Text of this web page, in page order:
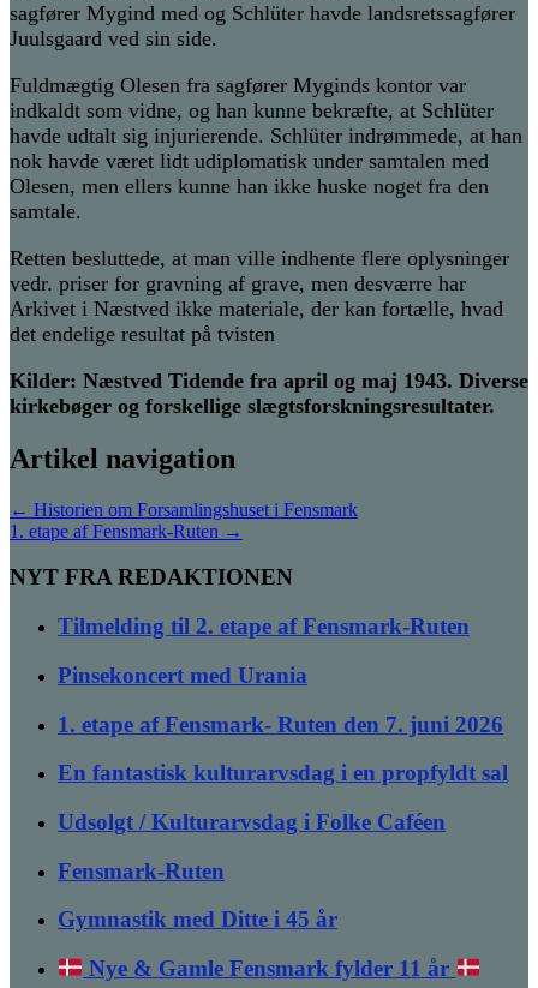
sagfører Mygind med og Schlüter havde landsretssagfører
Juulsgaard ved sin side.
Fuldmægtig Olesen fra sagfører Myginds kontor var
indkaldt som vidne, og han kunne bekræfte, at Schlüter
havde udtalt sig injurierende. Schlüter indrømmede, at han
nok havde været lidt udiplomatisk under samtalen med
Olesen, men ellers kunne han ikke huske noget fra den
samtale.
Retten besluttede, at man ville indhente flere oplysninger
vedr. priser for gravning af grave, men desværre har
Arkivet i Næstved ikke materiale, der kan fortælle, hvad
det endelige resultat på tvisten
Kilder: Næstved Tidende fra april og maj 1943. Diverse
kirkebøger og forskellige slægtsforskningsresultater.
Artikel navigation
← Historien om Forsamlingshuset i Fensmark
1. etape af Fensmark-Ruten →
NYT FRA REDAKTIONEN
Tilmelding til 2. etape af Fensmark-Ruten
Pinsekoncert med Urania
1. etape af Fensmark- Ruten den 7. juni 2026
En fantastisk kulturarvsdag i en propfyldt sal
Udsolgt / Kulturarvsdag i Folke Caféen
Fensmark-Ruten
Gymnastik med Ditte i 45 år
Nye & Gamle Fensmark fylder 11 år